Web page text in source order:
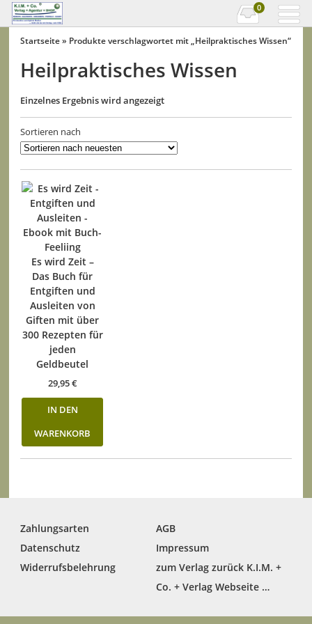
0
Startseite» Produkte verschlagwortet mit „Heilpraktisches Wissen“
Heilpraktisches Wissen
Einzelnes Ergebnis wird angezeigt
Sortieren nach
Es wird Zeit –
Das Buch für
Entgiften und
Ausleiten von
Giften mit über
300 Rezepten für
jeden
Geldbeutel
29,95€
IN DEN
WARENKORB
Zahlungsarten
Datenschutz
Widerrufsbelehrung
AGB
Impressum
zum Verlag zurück K.I.M. +
Co. + Verlag Webseite …